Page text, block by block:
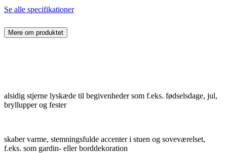
Se alle specifikationer
Mere om produktet
alsidig stjerne lyskæde til begivenheder som f.eks. fødselsdage, jul,
bryllupper og fester
skaber varme, stemningsfulde accenter i stuen og soveværelset,
f.eks. som gardin- eller borddekoration